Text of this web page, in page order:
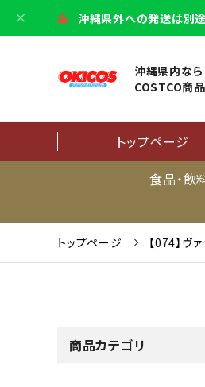
沖縄県外への発送は別途
沖縄県内なら
COSTCO商
トップページ
食品・飲
トップページ 【074】ヴ
商品カテゴリ